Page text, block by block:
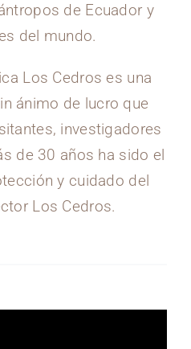
de Ecuador y
del mundo.
Los Cedros es una
ánimo de lucro que
investigadores
de 30 años ha sido el
y cuidado del
Los Cedros.